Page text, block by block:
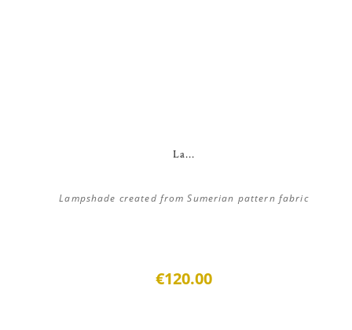
La...
Lampshade created from Sumerian pattern fabric
€120.00